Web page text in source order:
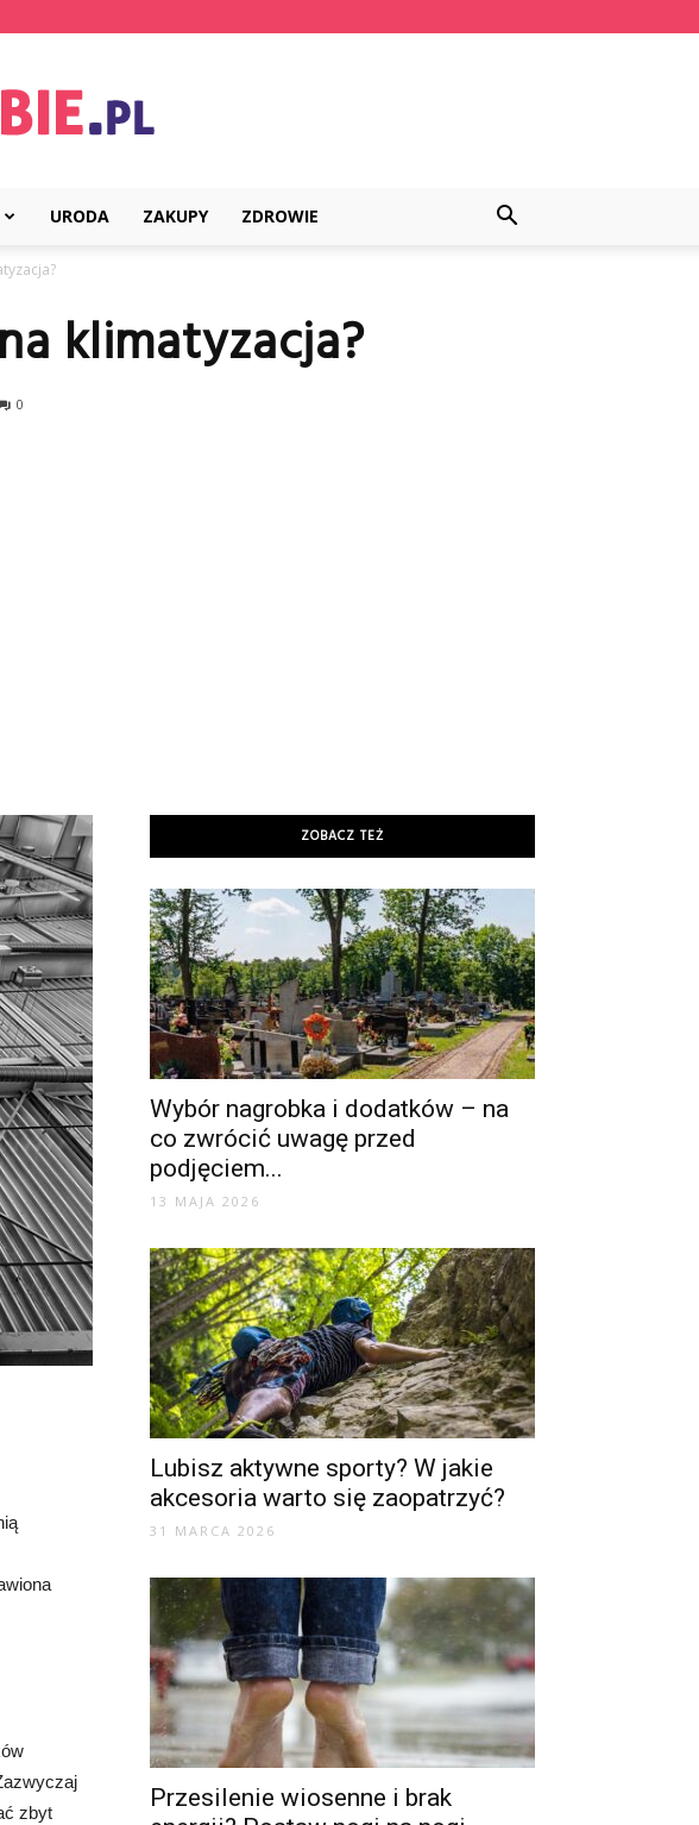
URODA ZAKUPY ZDROWIE
klimatyzacja?
0
zbyt
ZOBACZ TEŻ
Wybór nagrobka i dodatków – na
co zwrócić uwagę przed
podjęciem...
13 MAJA 2026
Lubisz aktywne sporty? W jakie
akcesoria warto się zaopatrzyć?
31 MARCA 2026
Przesilenie wiosenne i brak